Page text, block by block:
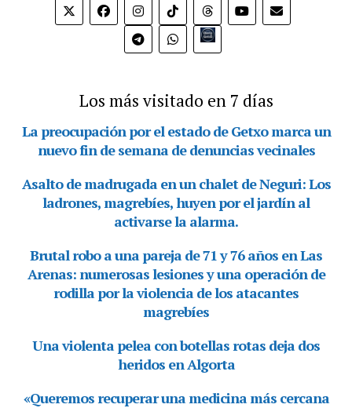
Bio.link
Los más visitado en 7 días